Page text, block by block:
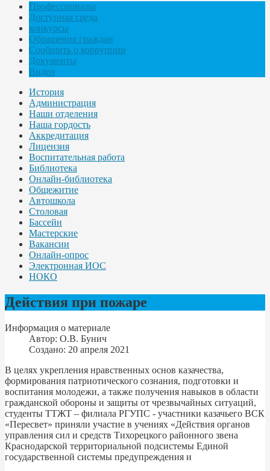
Профессионалы
Доступная среда
конкурсы
Обращения граждан
Сообщить о коррупции
Документы
Видео
История
Администрация
Наши отделения
Наша гордость
Аккредитация
Лицензия
Воспитательная работа
Библиотека
Онлайн-библиотека
Общежитие
Автошкола
Столовая
Бассейн
Мастерские
Вакансии
Онлайн-опрос
Электронная ИОС
НОКО
Действия при пожаре
Информация о материале
Автор: О.В. Бунич
Создано: 20 апреля 2021
В целях укрепления нравственных основ казачества,
формирования патриотического сознания, подготовки и
воспитания молодежи, а также получения навыков в области
гражданской обороны и защиты от чрезвычайных ситуаций,
студенты ТТЖТ – филиала РГУПС - участники казачьего ВСК
«Пересвет» приняли участие в учениях «Действия органов
управления сил и средств Тихорецкого районного звена
Краснодарской территориальной подсистемы Единой
государственной системы предупреждения и